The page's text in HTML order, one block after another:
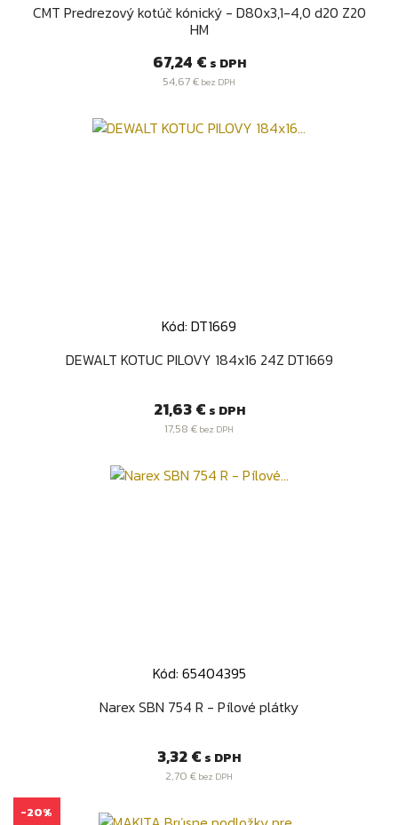
CMT Predrezový kotúč kónický - D80x3,1-4,0 d20 Z20
HM
Cena
67,24 € s DPH
54,67 € bez DPH
Kód: DT1669
DEWALT KOTUC PILOVY 184x16 24Z DT1669
Cena
21,63 € s DPH
17,58 € bez DPH
Kód: 65404395
Narex SBN 754 R - Pílové plátky
Cena
3,32 € s DPH
2,70 € bez DPH
-20%